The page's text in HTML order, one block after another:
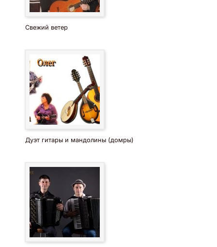
Свежий ветер
Дуэт гитары и мандолины (домры)